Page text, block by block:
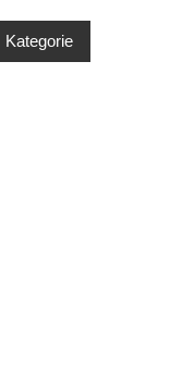
Kategorie